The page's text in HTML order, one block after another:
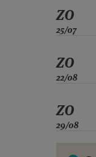
ZO
25/07
ZO
22/08
ZO
29/08